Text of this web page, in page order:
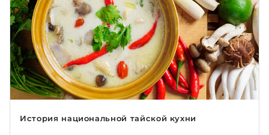
Плотное прилегание к поверхности продукта.
Это обеспечивает устойчивую корочку, которая
не распадается и сохраняется до подачи и
употребления.
Небольшой расход. Сухарная крошка даже при
тонком слое надёжно фиксируется на продуктах,
не впитывает из них сок, не размокает, остаётся
устойчивой в процессе готовки.
Хрустящая, аппетитная корочка. Благодаря тому,
имеют крошку одинаковой фракции и
История национальной тайской кухни